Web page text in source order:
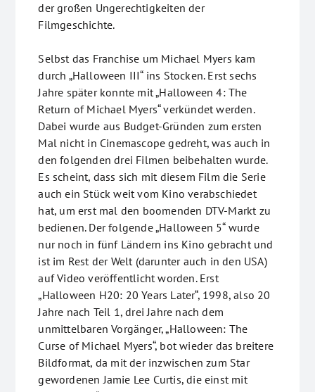
der großen Ungerechtigkeiten der
Filmgeschichte.
Selbst das Franchise um Michael Myers kam
durch „Halloween III“ ins Stocken. Erst sechs
Jahre später konnte mit „Halloween 4: The
Return of Michael Myers“ verkündet werden.
Dabei wurde aus Budget-Gründen zum ersten
Mal nicht in Cinemascope gedreht, was auch in
den folgenden drei Filmen beibehalten wurde.
Es scheint, dass sich mit diesem Film die Serie
auch ein Stück weit vom Kino verabschiedet
hat, um erst mal den boomenden DTV-Markt zu
bedienen. Der folgende „Halloween 5“ wurde
nur noch in fünf Ländern ins Kino gebracht und
ist im Rest der Welt (darunter auch in den USA)
auf Video veröffentlicht worden. Erst
„Halloween H20: 20 Years Later“, 1998, also 20
Jahre nach Teil 1, drei Jahre nach dem
unmittelbaren Vorgänger, „Halloween: The
Curse of Michael Myers“, bot wieder das breitere
Bildformat, da mit der inzwischen zum Star
gewordenen Jamie Lee Curtis, die einst mit